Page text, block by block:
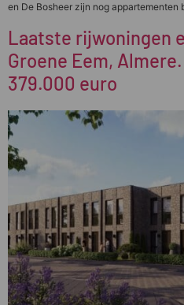
en De Bosheer zijn nog
Laatste rijwoningen
Groene Eem,
379.000 euro